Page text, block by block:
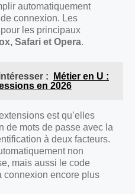
automatiquement
connexion. Les
les principaux
Safari et Opera.
:
Métier en U :
en 2026
est qu’elles
de mots de passe avec la
à deux facteurs.
non
mais aussi le code
connexion encore plus